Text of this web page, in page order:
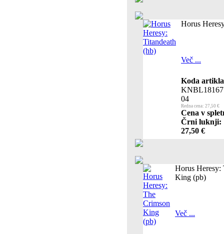
Horus
Več ...
Koda
04
Redna cena: 27,50 €
Cena v
Črni luknji:
27,50 €
Horus Heresy:
King (pb)
Več ...